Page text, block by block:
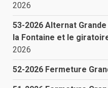
2026
53-2026 Alternat
la Fontaine et le
2026
52-2026 Fermeture